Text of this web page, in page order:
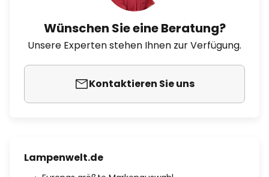
Wünschen Sie eine Beratung?
Unsere Experten stehen Ihnen zur Verfügung.
Kontaktieren Sie uns
Lampenwelt.de